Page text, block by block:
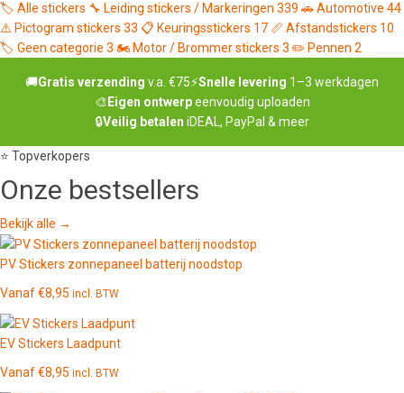
🏷️ Alle stickers 🔧 Leiding stickers / Markeringen 339 🚗Automotive 44
⚠️ Pictogram stickers 33 📋 Keuringsstickers 17 📏 Afstandstickers 10
🏷️ Geen categorie 3 🏍️ Motor / Brommer stickers 3 ✏️ Pennen 2
🚚Gratis verzending v.a. €75⚡Snelle levering 1–3 werkdagen
🎨 Eigen ontwerpeenvoudig uploaden
🔒Veilig betalen iDEAL, PayPal & meer
⭐ Topverkopers
Onze bestsellers
Bekijk alle →
PV Stickers zonnepaneel batterij noodstop
Vanaf€8,95 incl. BTW
EV Stickers Laadpunt
Vanaf€8,95 incl. BTW